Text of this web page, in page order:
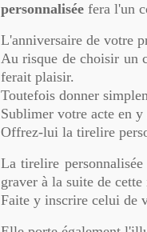
personnalisée fera l'un
L'anniversaire de votre
Au risque de choisir un
ferait plaisir.
Toutefois donner
Sublimer votre acte en
Offrez-lui la tirelire
Latirelire
graver à la suite de
Faite y inscrire celui de